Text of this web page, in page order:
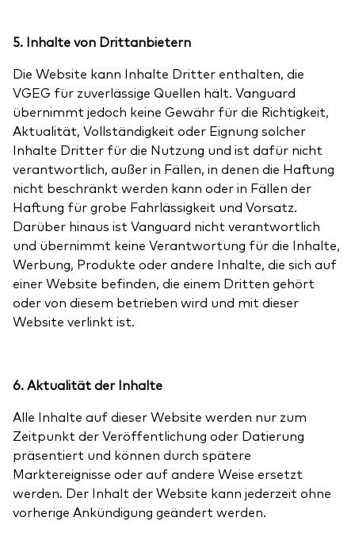
5. Inhalte von Drittanbietern
Die Website kann Inhalte Dritter enthalten, die
VGEG für zuverlässige Quellen hält. Vanguard
übernimmt jedoch keine Gewähr für die Richtigkeit,
Aktualität, Vollständigkeit oder Eignung solcher
Inhalte Dritter für die Nutzung und ist dafür nicht
verantwortlich, außer in Fällen, in denen die Haftung
nicht beschränkt werden kann oder in Fällen der
Haftung für grobe Fahrlässigkeit und Vorsatz.
Darüber hinaus ist Vanguard nicht verantwortlich
und übernimmt keine Verantwortung für die Inhalte,
Werbung, Produkte oder andere Inhalte, die sich auf
einer Website befinden, die einem Dritten gehört
oder von diesem betrieben wird und mit dieser
Website verlinkt ist.
6. Aktualität der Inhalte
Alle Inhalte auf dieser Website werden nur zum
Zeitpunkt der Veröffentlichung oder Datierung
präsentiert und können durch spätere
Marktereignisse oder auf andere Weise ersetzt
werden. Der Inhalt der Website kann jederzeit ohne
vorherige Ankündigung geändert werden.